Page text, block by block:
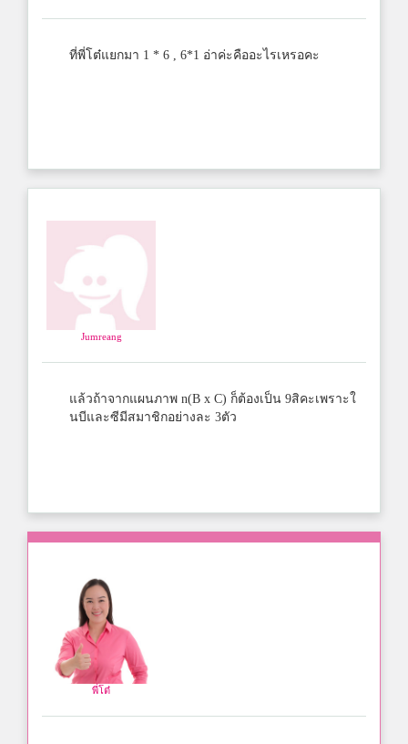
ที่พี่โต๋แยกมา 1 * 6 , 6*1 อ่าค่ะคืออะไรเหรอคะ
Jumreang
แล้วถ้าจากแผนภาพ n(B x C) ก็ต้องเป็น 9สิคะเพราะใ
นบีและซีมีสมาชิกอย่างละ 3ตัว
พี่โต๋